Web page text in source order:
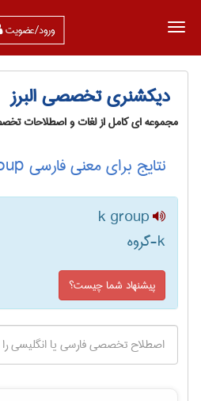
ورود/عضویت
دیکشنری تخصصی البرز
مجموعه ای کامل از لغات و اصطلاحات
نتایج برای معنی فارسی k group
k group
k-گروه
پیشنهاد شما چیست؟